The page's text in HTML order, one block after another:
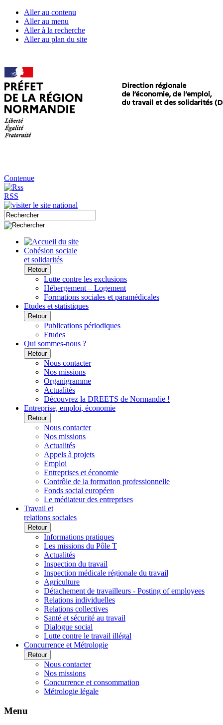
Aller au contenu
Aller au menu
Aller à la recherche
Aller au plan du site
Contenue
RSS
Cohésion sociale
et solidarités
Retour
Lutte contre les exclusions
Hébergement – Logement
Formations sociales et paramédicales
Etudes et statistiques
Retour
Publications périodiques
Etudes
Qui sommes-nous ?
Retour
Nous contacter
Nos missions
Organigramme
Actualités
Découvrez la DREETS de Normandie !
Entreprise, emploi, économie
Retour
Nous contacter
Nos missions
Actualités
Appels à projets
Emploi
Entreprises et économie
Contrôle de la formation professionnelle
Fonds social européen
Le médiateur des entreprises
Travail et
relations sociales
Retour
Informations pratiques
Les missions du Pôle T
Actualités
Inspection du travail
Inspection médicale régionale du travail
Agriculture
Détachement de travailleurs - Posting of employees
Relations individuelles
Relations collectives
Santé et sécurité au travail
Dialogue social
Lutte contre le travail illégal
Concurrence et Métrologie
Retour
Nous contacter
Nos missions
Concurrence et consommation
Métrologie légale
Menu